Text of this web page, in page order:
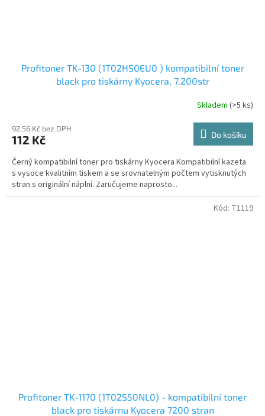
Profitoner TK-130 (1T02HS0EU0 ) kompatibilní toner
black pro tiskárny Kyocera, 7.200str
Skladem (>5 ks)
92,56 Kč bez DPH
112 Kč Do košíku
Černý kompatibilní toner pro tiskárny Kyocera Kompatibilní kazeta
s vysoce kvalitním tiskem a se srovnatelným počtem vytisknutých
stran s originální náplní. Zaručujeme naprosto...
Profitoner TK-1170 (1T02S50NL0) - kompatibilní toner
black pro tiskárnu Kyocera 7200 stran
Kód: T1119